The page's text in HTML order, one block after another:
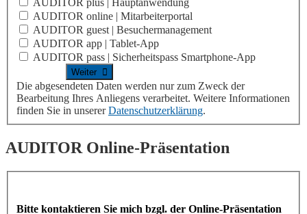
AUDITOR plus | Hauptanwendung
AUDITOR online | Mitarbeiterportal
AUDITOR guest | Besuchermanagement
AUDITOR app | Tablet-App
AUDITOR pass | Sicherheitspass Smartphone-App
Die abgesendeten Daten werden nur zum Zweck der
Bearbeitung Ihres Anliegens verarbeitet. Weitere Informationen
finden Sie in unsererDatenschutzerklärung.
AUDITOR Online-Präsentation
Bitte kontaktieren Sie mich bzgl. der Online-Präsentation